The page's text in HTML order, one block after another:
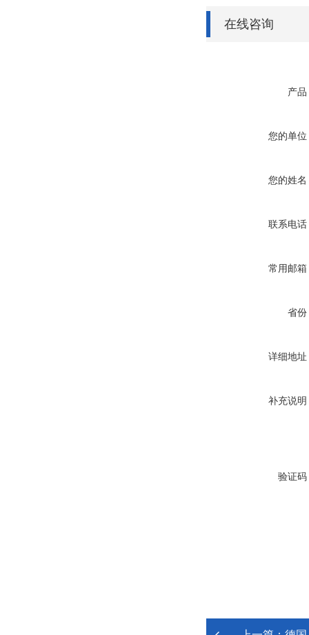
在线咨询
产品
您的单位
您的姓名
联系电话
常用邮箱
省份
详细地址
补充说明
验证码